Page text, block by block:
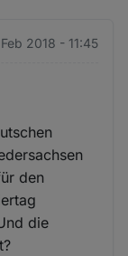
2018 - 11:45
den
die